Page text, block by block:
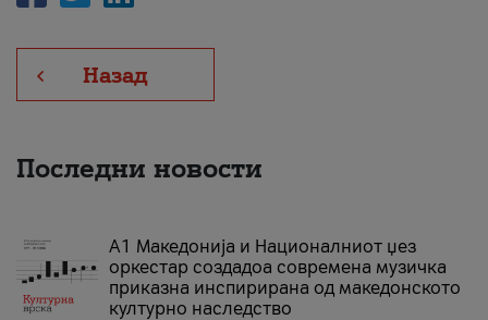
Назад
Последни новости
А1 Македонија и Националниот џез
оркестар создадоа современа музичка
приказна инспирирана од македонското
културно наследство